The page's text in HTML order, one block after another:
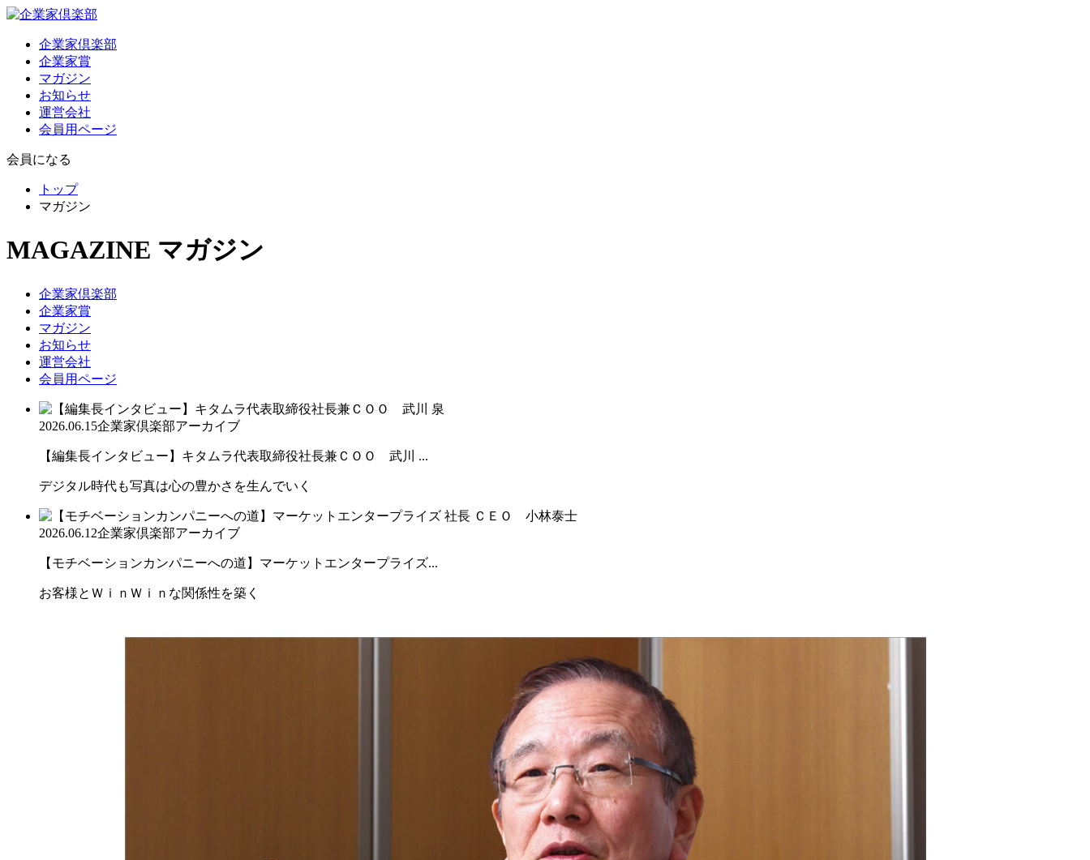
企業家倶楽部
企業家賞
マガジン
お知らせ
運営会社
会員用ページ
会員になる
トップ
マガジン
MAGAZINE マガジン
企業家倶楽部
企業家賞
マガジン
お知らせ
運営会社
会員用ページ
2026.06.15企業家倶楽部アーカイブ
【編集長インタビュー】キタムラ代表取締役社長兼ＣＯＯ 武川 ...
デジタル時代も写真は心の豊かさを生んでいく
2026.06.12企業家倶楽部アーカイブ
【モチベーションカンパニーへの道】マーケットエンタープライズ...
お客様とＷｉｎＷｉｎな関係性を築く